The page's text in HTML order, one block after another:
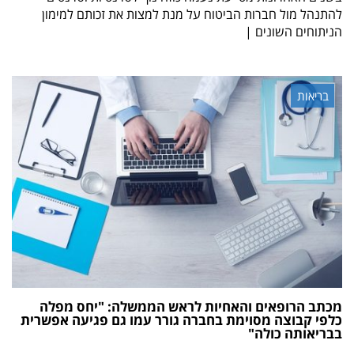
להתנהל מול חברות הביטוח על מנת למצות את זכותם למימון
הניתוחים השונים |
בריאות
מכתב הרופאים והאחיות לראש הממשלה: "יחס מפלה
כלפי קבוצה מסוימת בחברה גורר עמו גם פגיעה אפשרית
בבריאותה כולה"